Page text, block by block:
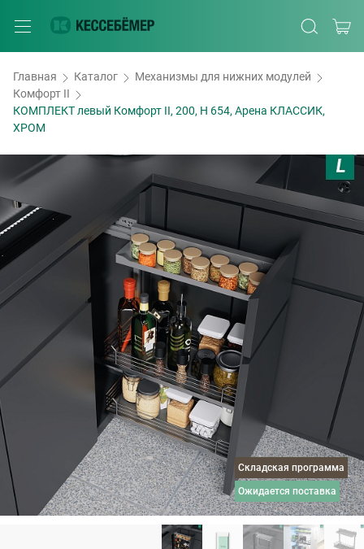
Главная Каталог
Механизмы для нижних модулей
Комфорт II
КОМПЛЕКТ левый Комфорт II, 200, H 654, Арена КЛАССИК,
ХРОМ
Складская программа
ожидается поставка